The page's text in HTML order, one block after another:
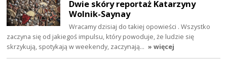
Dwie skóry reportaż Katarzyny
Wolnik-Saynay
Wracamy dzisiaj do takiej opowieści . Wszystko
zaczyna się od jakiegoś impulsu, który powoduje, że ludzie się
skrzykują, spotykają w weekendy, zaczynają… » więcej